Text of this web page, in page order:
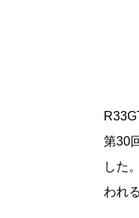
第30
した
われ